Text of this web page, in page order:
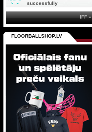
successfully
IFF »
FLOORBALLSHOP.LV